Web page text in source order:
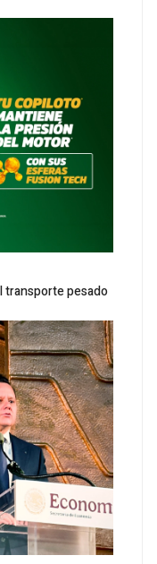
transporte pesado